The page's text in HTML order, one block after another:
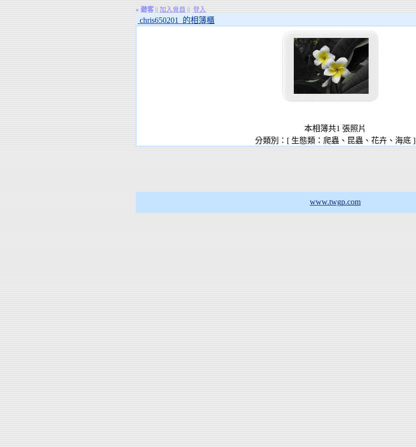
» 遊客 || 加入會員 || 登入
chris650201 的相簿櫃
本相簿共1 張照片
分類別：[ 生態類：爬蟲、昆蟲、花卉、海底 ]
www.twgp.com